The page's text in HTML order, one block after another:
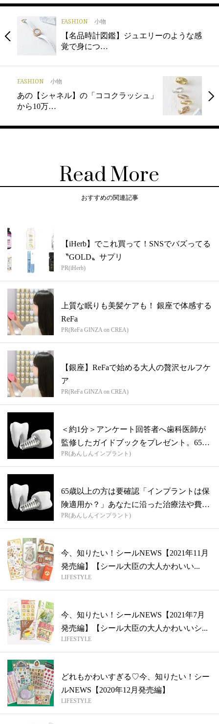
FASHION 小物
【名品時計図鑑】ジュエリーのような感
覚で身につ…
FASHION 小物
あの【シャネル】の「ココクラッシュ」
から10万…
Read More
おすすめの関連記事
【iHerb】でこれ買って！SNSでバズってる
〝GOLD〟サプリ
PR(iHerb)
上質な眠りも美髪ケアも！ 銀座で体感する
ReFa
PR(ReFa GINZA on CREA)
【銀座】ReFaで始める大人の贅沢セルフケ
ア
PR(ReFa GINZA on CREA)
＜約1分＞アンケート回答者へ歯科医師が
監修したガイドブックをプレゼント。65歳
以...
PR(あんしんインプラント)
65歳以上の方は要確認「インプラントは保
険適用か？」あなたに沿った治療法や費用
を...
PR(あんしんインプラント)
今、知りたい！シールNEWS【2021年11月
発売編】【シール大臣の大人かわいい...
LIFESTYLE
今、知りたい！シールNEWS【2021年7月
発売編】【シール大臣の大人かわいいシ...
LIFESTYLE
どれもかわいすぎる♡今、知りたい！シー
ルNEWS【2020年12月発売編】
LIFESTYLE